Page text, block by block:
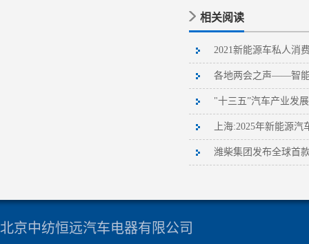
相关阅读
2021新能源车私人消
各地两会之声——智
"十三五”汽车产业发
上海:2025年新能源
潍柴集团发布全球首
北京中纺恒远汽车电器有限公司